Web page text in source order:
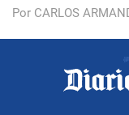
Por CARLOS